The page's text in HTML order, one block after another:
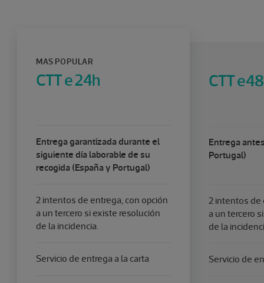
MAS POPULAR
CTT e 24h
Entrega garantizada durante el
siguiente día laborable de su
recogida (España y Portugal)
2 intentos de entrega, con opción
a un tercero si existe resolución
de la incidencia.
Servicio de entrega a la carta
CTT
Entrega
Portugal)
2 intentos de
a un tercero
de la
Servicio de